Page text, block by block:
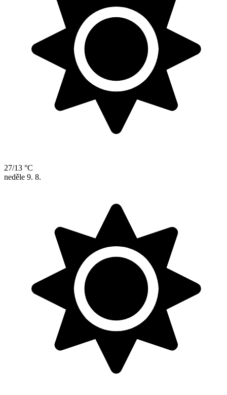
27/13 °C
neděle 9. 8.